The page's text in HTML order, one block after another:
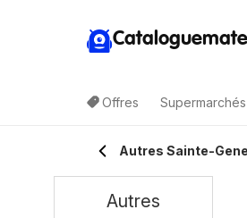
Cataloguemate
Offres Supermarchés
Autres Sainte-
Autres